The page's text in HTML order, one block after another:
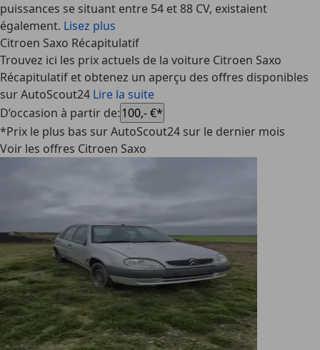
puissances se situant entre 54 et 88 CV, existaient
également. Lisez plus
Citroen Saxo Récapitulatif
Trouvez ici les prix actuels de la voiture Citroen Saxo
Récapitulatif et obtenez un aperçu des offres disponibles
sur AutoScout24 Lire la suite
D’occasion à partir de:100,- €*
*Prix le plus bas sur AutoScout24 sur le dernier mois
Voir les offres Citroen Saxo